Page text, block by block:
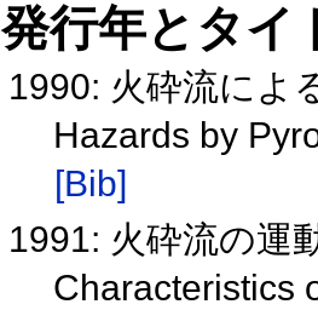
発行年とタ
1990: 火砕流によ
Hazards by
[Bib]
1991: 火砕流の運
Characteristics